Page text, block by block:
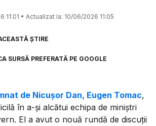
11:01 • Actualizat la: 10/06/2026 11:05
ȘTIRE
SURSĂ PREFERATĂ PE GOOGLE
de Nicușor Dan, Eugen Tomac,
în a-și alcătui echipa de miniștri
El a avut o nouă rundă de discuții